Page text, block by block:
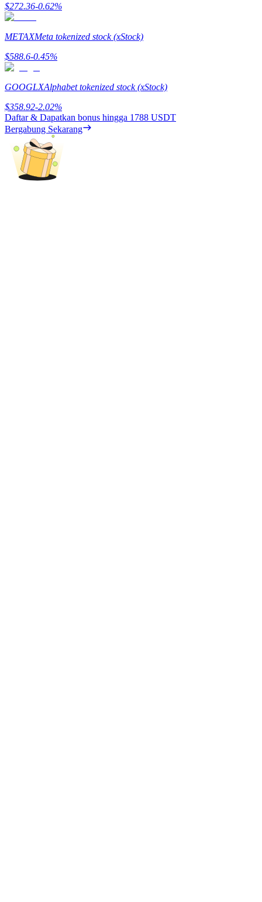
Deposit & Trade BTC to Share 25000 USDT prize pool!
Deposit CASHCAT & Win
Share 500000 CASHCAT prize pool
Exclusive for BitMart Users
Register & Trade to Win 500,000 USDT
$272.36-0.62%
METAXMeta tokenized stock (xStock)
$588.6-0.45%
GOOGLXAlphabet tokenized stock (xStock)
$358.92-2.02%
Daftar & Dapatkan bonus hingga 1788 USDT
Bergabung Sekarang